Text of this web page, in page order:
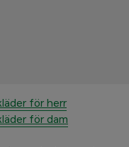
för herr
för dam